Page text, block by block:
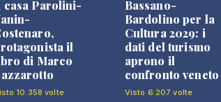
casa Parolini-
il
di Marco
10.358 volte
Bassano-
Bardolino per la
Cultura 2029: i
dati del turismo
aprono il
confronto veneto
Visto 6.207 volte